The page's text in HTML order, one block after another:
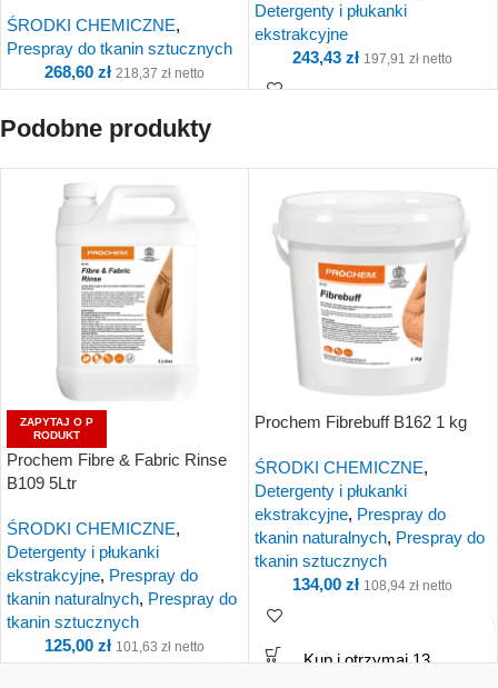
ŚRODKI CHEMICZNE,
Prespray do tkanin sztucznych
268,60 zł 218,37 zł netto
Kup i otrzymaj 27
Punkty!
Detergenty i płukanki
ekstrakcyjne
243,43 zł 197,91 zł netto
Podobne produkty
ZAPYTAJ O P
RODUKT
Prochem Fibre & Fabric Rinse
B109 5Ltr
ŚRODKI CHEMICZNE,
Detergenty i płukanki
ekstrakcyjne, Prespray do
tkanin naturalnych, Prespray do
tkanin sztucznych
125,00 zł 101,63 zł netto
Prochem Fibrebuff B162 1 kg
ŚRODKI CHEMICZNE,
Detergenty i płukanki
ekstrakcyjne, Prespray do
tkanin naturalnych, Prespray do
tkanin sztucznych
134,00 zł 108,94 zł netto
Kup i otrzymaj 13